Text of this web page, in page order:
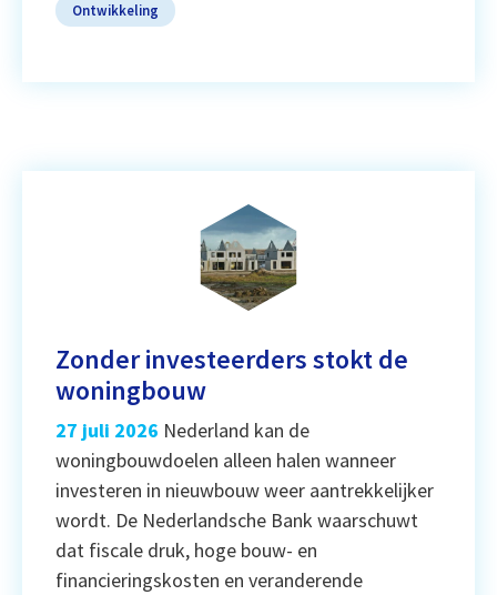
Ontwikkeling
Zonder investeerders stokt de
woningbouw
27 juli 2026 Nederland kan de
woningbouwdoelen alleen halen wanneer
investeren in nieuwbouw weer aantrekkelijker
wordt. De Nederlandsche Bank waarschuwt
dat fiscale druk, hoge bouw- en
financieringskosten en veranderende